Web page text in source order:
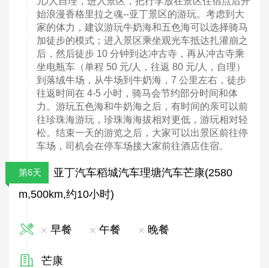
始浪漫香格里拉之魂--亚丁景区的游玩。考虑到大
家的体力，建议游玩牛奶海和五色海可以选择骑马
加徒步的模式；进入景区乘坐观光车抵达扎灌崩之
后，然后徒步 10 分钟到达冲古寺，再从冲古寺乘
坐电瓶车（单程 50 元/人，往返 80 元/人，自理）
到落绒牛场，从牛场到牛奶海，7 公里左右，徒步
往返时间在 4-5 小时，骑马会节约部分时间和体
力。游玩五色海和牛奶海之后，有时间的亲可以前
往珍珠海游玩，珍珠海海拔相对更低，游玩相对轻
松。结束一天的游览之后，大家可以出景区前往停
车场，司机会在停车场接大家前往酒店住宿。
第6天
亚丁汽车稻城汽车理塘汽车芒康(2580
m,500km,约10小时)
早餐 午餐 晚餐
芒康